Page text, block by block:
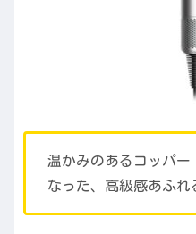
温かみのあるコッパー
なった、高級感あふれ